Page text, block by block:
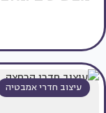
עיצוב חדרי אמבטיה